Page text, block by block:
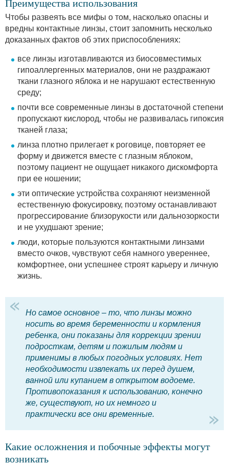
Преимущества использования
Чтобы развеять все мифы о том, насколько опасны и
вредны контактные линзы, стоит запомнить несколько
доказанных фактов об этих приспособлениях:
все линзы изготавливаются из биосовместимых
гипоаллергенных материалов, они не раздражают
ткани глазного яблока и не нарушают естественную
среду;
почти все современные линзы в достаточной степени
пропускают кислород, чтобы не развивалась гипоксия
тканей глаза;
линза плотно прилегает к роговице, повторяет ее
форму и движется вместе с глазным яблоком,
поэтому пациент не ощущает никакого дискомфорта
при ее ношении;
эти оптические устройства сохраняют неизменной
естественную фокусировку, поэтому останавливают
прогрессирование близорукости или дальнозоркости
и не ухудшают зрение;
люди, которые пользуются контактными линзами
вместо очков, чувствуют себя намного увереннее,
комфортнее, они успешнее строят карьеру и личную
жизнь.
Но самое основное – то, что линзы можно
носить во время беременности и кормления
ребенка, они показаны для коррекции зрении
подросткам, детям и пожилым людям и
применимы в любых погодных условиях. Нет
необходимости извлекать их перед душем,
ванной или купанием в открытом водоеме.
Противопоказания к использованию, конечно
же, существуют, но их немного и
практически все они временные.
Какие осложнения и побочные эффекты могут
возникать